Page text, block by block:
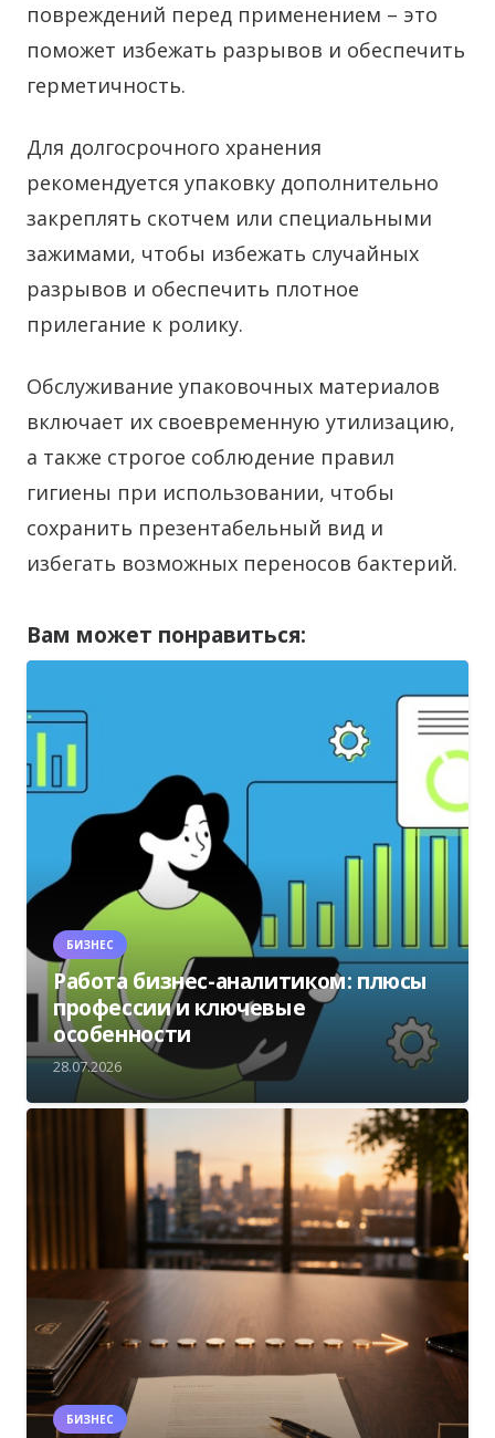
повреждений перед применением – это
поможет избежать разрывов и обеспечить
герметичность.
Для долгосрочного хранения
рекомендуется упаковку дополнительно
закреплять скотчем или специальными
зажимами, чтобы избежать случайных
разрывов и обеспечить плотное
прилегание к ролику.
Обслуживание упаковочных материалов
включает их своевременную утилизацию,
а также строгое соблюдение правил
гигиены при использовании, чтобы
сохранить презентабельный вид и
избегать возможных переносов бактерий.
Вам может понравиться:
БИЗНЕС
Работа бизнес-аналитиком: плюсы
профессии и ключевые
особенности
28.07.2026
БИЗНЕС